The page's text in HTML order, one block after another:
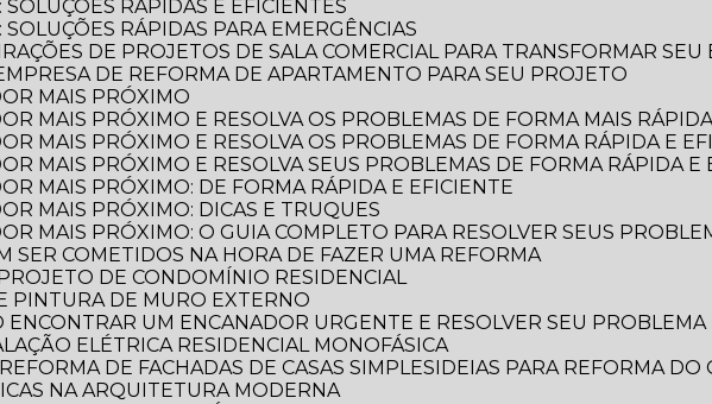
SOLUÇÕES RÁPIDAS E EFICIENTES
SOLUÇÕES RÁPIDAS PARA EMERGÊNCIAS
DE PROJETOS DE SALA COMERCIAL PARA TRANSFORMAR SEU
DE REFORMA DE APARTAMENTO PARA SEU PROJETO
MAIS PRÓXIMO
MAIS PRÓXIMO E RESOLVA OS PROBLEMAS DE FORMA MAIS
MAIS PRÓXIMO E RESOLVA OS PROBLEMAS DE FORMA RÁPIDA E
MAIS PRÓXIMO E RESOLVA SEUS PROBLEMAS DE FORMA RÁPIDA E
MAIS PRÓXIMO: DE FORMA RÁPIDA E EFICIENTE
MAIS PRÓXIMO: DICAS E TRUQUES
MAIS PRÓXIMO: O GUIA COMPLETO PARA RESOLVER SEUS
SER COMETIDOS NA HORA DE FAZER UMA REFORMA
PROJETO DE CONDOMÍNIO RESIDENCIAL
PINTURA DE MURO EXTERNO
ENCONTRAR UM ENCANADOR URGENTE E RESOLVER SEU
ELÉTRICA RESIDENCIAL MONOFÁSICA
DE FACHADAS DE CASAS SIMPLES IDEIAS PARA REFORMA
NA ARQUITETURA MODERNA